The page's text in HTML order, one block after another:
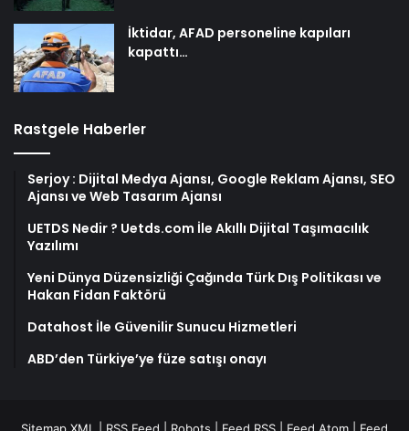
İktidar, AFAD personeline kapıları
kapattı…
Rastgele Haberler
Serjoy : Dijital Medya Ajansı, Google Reklam Ajansı, SEO
Ajansı ve Web Tasarım Ajansı
UETDS Nedir ? Uetds.com İle Akıllı Dijital Taşımacılık
Yazılımı
Yeni Dünya Düzensizliği Çağında Türk Dış Politikası ve
Hakan Fidan Faktörü
Datahost İle Güvenilir Sunucu Hizmetleri
ABD’den Türkiye’ye füze satışı onayı